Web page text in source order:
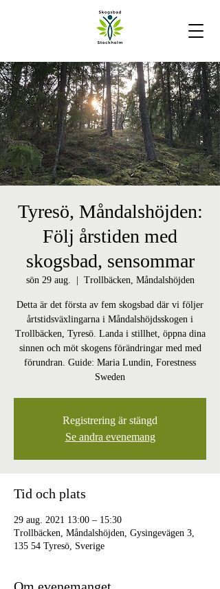
Tyresö, Måndalshöjden:
Följ årstiden med
skogsbad, sensommar
sön 29 aug. Trollbäcken, Måndalshöjden
Detta är det första av fem skogsbad där vi följer
årtstidsväxlingarna i Måndalshöjdsskogen i
Trollbäcken, Tyresö. Landa i stillhet, öppna dina
sinnen och möt skogens förändringar med med
förundran. Guide: Maria Lundin, Forestness
Sweden
Registrering är stängd
Se andra evenemang
Tid och plats
29 aug. 2021 13:00 – 15:30
Trollbäcken, Måndalshöjden, Gysingevägen 3,
135 54 Tyresö, Sverige